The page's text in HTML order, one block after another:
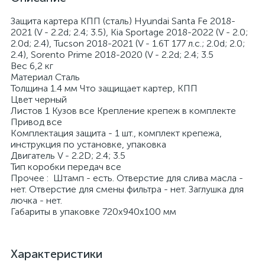
Защита картера КПП (сталь) Hyundai Santa Fe 2018-
2021 (V - 2.2d; 2.4; 3.5), Kia Sportage 2018-2022 (V - 2.0;
2.0d; 2.4), Tucson 2018-2021 (V - 1.6T 177 л.с.; 2.0d; 2.0;
2.4), Sorento Prime 2018-2020 (V - 2.2d; 2.4; 3.5
Вес 6,2 кг
Материал Сталь
Толщина 1.4 мм Что защищает картер, КПП
Цвет черный
Листов 1 Кузов все Крепление крепеж в комплекте
Привод все
Комплектация защита - 1 шт., комплект крепежа,
инструкция по установке, упаковка
Двигатель V - 2.2D; 2.4; 3.5
Тип коробки передач все
Прочее : Штамп - есть. Отверстие для слива масла -
нет. Отверстие для смены фильтра - нет. Заглушка для
лючка - нет.
Габариты в упаковке 720х940х100 мм
Характеристики